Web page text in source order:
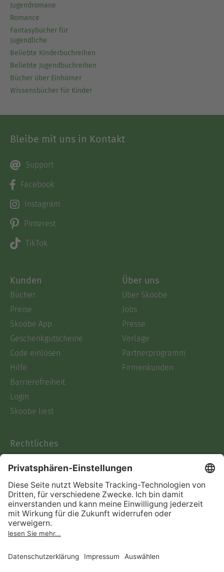
Jugendromane
Romance
Fantasybücher für
Jugendliche
Beliebte Kinderbuchreihen
Beliebte Jugendbuchreihen
Bücher über Einhörner
Wissensbücher für Kinder
Bleibe mit uns in Kontakt
Support
Facebook
Instagram
Pinterest
TikTok
Kunden
Bücher
Preise
Skoobe App
Geschenkgutscheine
Code einlösen
Hilfe
Barrierefreiheit
Login
Skoobe liest
Über uns
Über Skoobe
Jobs
Presse
Verlage
Partnerprogramm
Firmenkunden
Rechtliches
AGB
Informationen nach Data
Act
Verträge hier kündigen
Impressum